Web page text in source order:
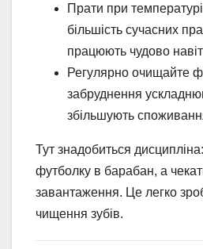
Прати при
більшість сучасних
працюють чудово
Регулярно очищайте
забруднення
збільшують
Тут знадобиться
футболку в барабан, а
завантаження. Це легко
чищення зубів.